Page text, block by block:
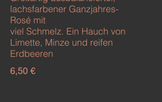
lachsfarbener Ganzjahres-
Rosé mit
viel Schmelz. Ein Hauch von
Limette, Minze und reifen
Erdbeeren
6,50 €